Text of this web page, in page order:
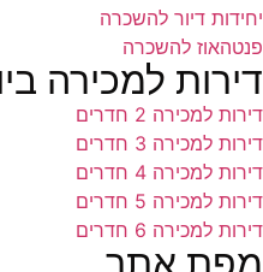
יחידות דיור להשכרה
פנטהאוז להשכרה
דירות למכירה
דירות למכירה 2 חדרים
דירות למכירה 3 חדרים
דירות למכירה 4 חדרים
דירות למכירה 5 חדרים
דירות למכירה 6 חדרים